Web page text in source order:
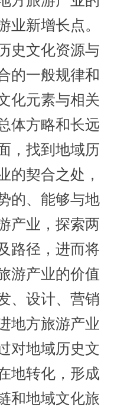
业新增长点。
史文化资源与
的一般规律和
化元素与相关
体方略和长远
，找到地域历
的契合之处，
的、能够与地
产业，探索两
路径，进而将
游产业的价值
、设计、营销
地方旅游产业
对地域历史文
地转化，形成
和地域文化旅